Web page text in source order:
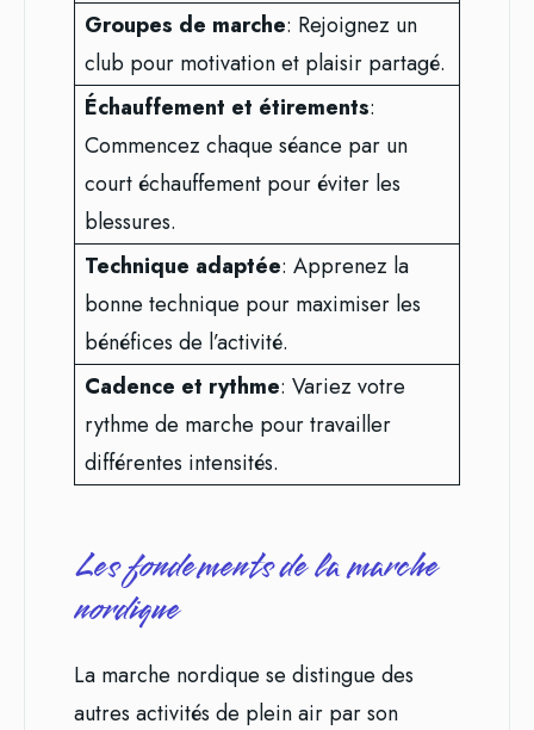
Groupes de marche: Rejoignez un
club pour motivation et plaisir partagé.
Échauffement et étirements:
Commencez chaque séance par un
court échauffement pour éviter les
blessures.
Technique adaptée: Apprenez la
bonne technique pour maximiser les
bénéfices de l’activité.
Cadence et rythme: Variez votre
rythme de marche pour travailler
différentes intensités.
Les fondements de la marche
nordique
La marche nordique se distingue des
autres activités de plein air par son